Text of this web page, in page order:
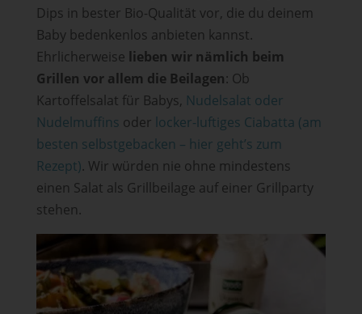
Dips in bester Bio-Qualität vor, die du deinem
Baby bedenkenlos anbieten kannst.
Ehrlicherweise lieben wir nämlich beim
Grillen vor allem die Beilagen: Ob
Kartoffelsalat für Babys, Nudelsalat oder
Nudelmuffins oder locker-luftiges Ciabatta (am
besten selbstgebacken – hier geht’s zum
Rezept). Wir würden nie ohne mindestens
einen Salat als Grillbeilage auf einer Grillparty
stehen.